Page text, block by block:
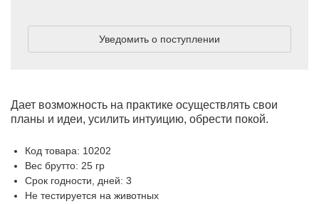
Дает возможность на практике осуществлять свои
планы и идеи, усилить интуицию, обрести покой.
Код товара: 10202
Вес брутто: 25 гр
Срок годности, дней: 3
Не тестируется на животных
Уведомить о поступлении